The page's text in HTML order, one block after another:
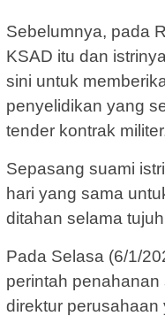
Sebelumnya, pada
KSAD itu dan
sini untuk
penyelidikan yang
tender kontrak
Sepasang suami
hari yang sama
ditahan selama
Pada Selasa (6/1/
perintah
direktur